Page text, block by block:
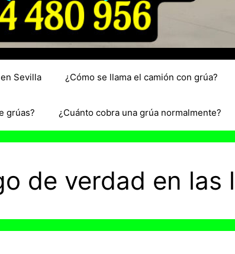
Sevilla ¿Cómo se llama el camión con grúa?
grúas? ¿Cuánto cobra una grúa normalmente?
de verdad en